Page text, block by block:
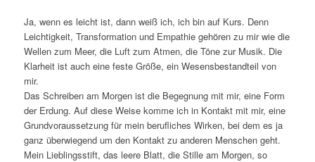
Ja, wenn es leicht ist, dann weiß ich, ich bin auf Kurs. Denn
Leichtigkeit, Transformation und Empathie gehören zu mir wie die
Wellen zum Meer, die Luft zum Atmen, die Töne zur Musik. Die
Klarheit ist auch eine feste Größe, ein Wesensbestandteil von
mir.
Das Schreiben am Morgen ist die Begegnung mit mir, eine Form
der Erdung. Auf diese Weise komme ich in Kontakt mit mir, eine
Grundvoraussetzung für mein berufliches Wirken, bei dem es ja
ganz überwiegend um den Kontakt zu anderen Menschen geht.
Mein Lieblingsstift, das leere Blatt, die Stille am Morgen, so